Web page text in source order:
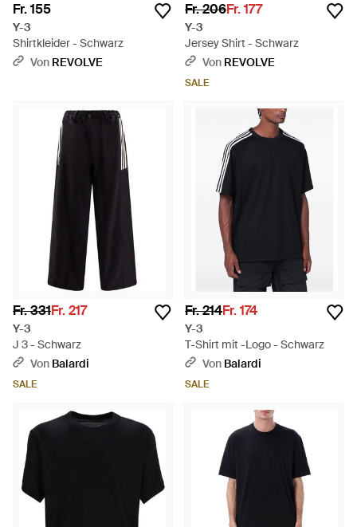
Fr. 155
Y-3
Shirtkleider - Schwarz
Von REVOLVE
Fr. 206Fr. 177
Y-3
Jersey Shirt - Schwarz
Von REVOLVE
SALE
Fr. 331Fr. 217
Y-3
J 3 - Schwarz
Von Balardi
SALE
Fr. 214Fr. 174
Y-3
T-Shirt mit -Logo - Schwarz
Von Balardi
SALE